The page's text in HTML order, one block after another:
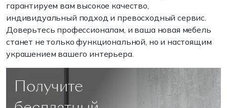
гарантируем вам высокое качество,
индивидуальный подход и превосходный сервис.
Доверьтесь профессионалам, и ваша новая мебель
станет не только функциональной, но и настоящим
украшением вашего интерьера.
Получите